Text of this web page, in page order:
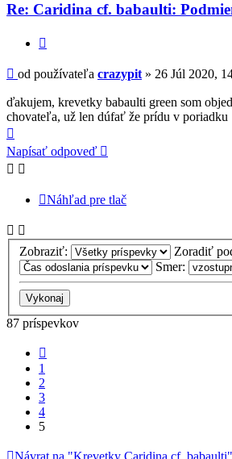
crazypit
Re: Caridina cf. babaulti:
Príspevok
od používateľa crazypit » 26 Júl 2020,
ďakujem, krevetky babaulti green som
chovateľa, už len dúfať že prídu v poriadku
Napísať odpoveď
Náhľad pre tlač
Zobraziť:
Zoradiť
Smer:
87 príspevkov
1
2
3
4
5